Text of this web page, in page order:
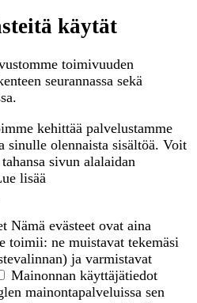
käytät
toimivuuden
seurannassa sekä
kehittää palvelustamme
sinulle olennaista sisältöä. Voit
sivun alalaidan
lisää
Nämä evästeet ovat aina
toimii: ne muistavat tekemäsi
ja varmistavat
Mainonnan käyttäjätiedot
mainontapalveluissa sen